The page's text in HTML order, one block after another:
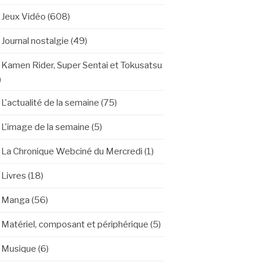
Jeux Vidéo (608)
Journal nostalgie (49)
Kamen Rider, Super Sentai et Tokusatsu
L'actualité de la semaine (75)
L'image de la semaine (5)
La Chronique Webciné du Mercredi (1)
Livres (18)
Manga (56)
Matériel, composant et périphérique (5)
Musique (6)